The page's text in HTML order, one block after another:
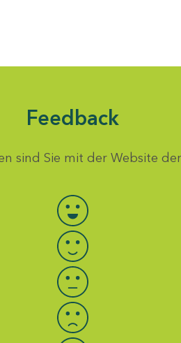
Feedback
sind Sie mit der Website der
Bewertung auswählen